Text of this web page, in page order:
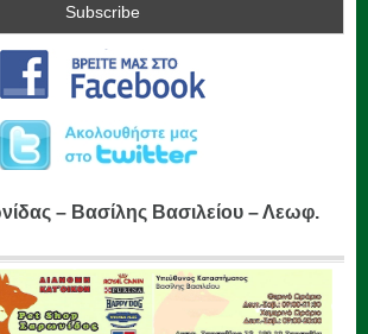
– Βασίλης Βασιλείου – Λεωφ.